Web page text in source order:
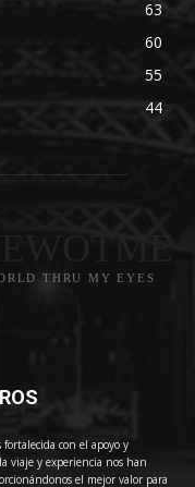
63
60
55
44
THRU MY EYES
con el apoyo y
viaje y experiencia nos han
el mejor valor para